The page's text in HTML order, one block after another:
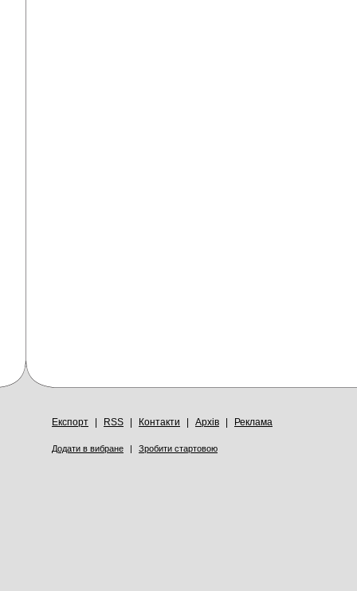
Експорт RSS Контакти Архів Реклама
Додати в вибране | Зробити стартовою